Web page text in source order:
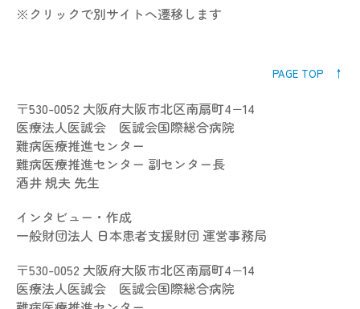
※クリックで別サイトへ遷移します
PAGE TOP ↑
〒530-0052 大阪府大阪市北区南扇町4−14
医療法人医誠会 医誠会国際総合病院
難病医療推進センター
難病医療推進センター 副センター長
酒井 規夫 先生
インタビュー・作成
一般財団法人 日本患者支援財団 運営事務局
〒530-0052 大阪府大阪市北区南扇町4−14
医療法人医誠会 医誠会国際総合病院